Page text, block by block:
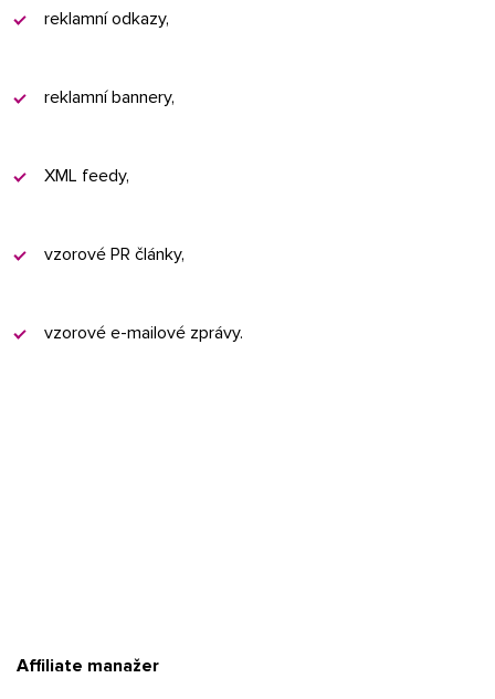
reklamní odkazy,
reklamní bannery,
XML feedy,
vzorové PR články,
vzorové e-mailové zprávy.
Affiliate manažer